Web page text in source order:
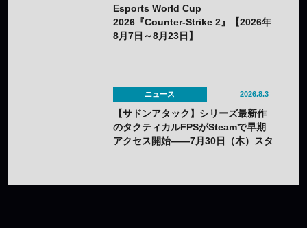
Esports World Cup
2026『Counter-Strike 2』【2026年
8月7日～8月23日】
ニュース 2026.8.3
【サドンアタック】シリーズ最新作
のタクティカルFPSがSteamで早期
アクセス開始——7月30日（木）スタ